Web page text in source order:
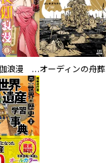
大正夜伽浪漫 －金曜日の花嫁—オーディンの舟葬